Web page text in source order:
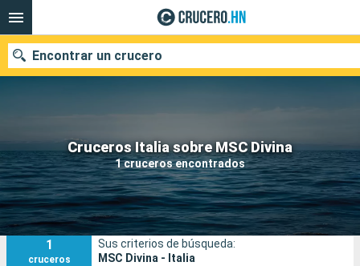
Cruceros Italia sobre MSC Divina
1 cruceros encontrados
Encontrar un crucero
Nuestros destinos
Fecha de salida
Puertos Compañías
1
cruceros
Sus criterios de búsqueda:
MSC Divina - Italia